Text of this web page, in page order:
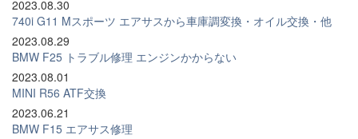
2023.08.30
740i G11 Mスポーツ エアサスから車庫調変換・オイル交換・他
2023.08.29
BMW F25 トラブル修理 エンジンかからない
2023.08.01
MINI R56 ATF交換
2023.06.21
BMW F15 エアサス修理